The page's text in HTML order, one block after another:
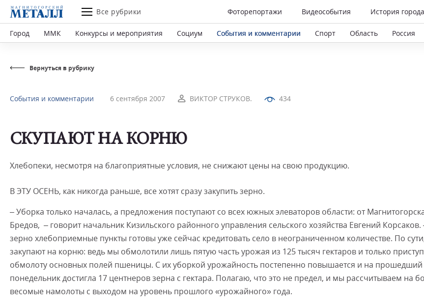
Все рубрики Фоторепортажи Видеособытия История города
Город ММК Конкурсы и мероприятия Социум События и комментарии Спорт Область Россия
Вернуться в рубрику
События и комментарии 6 сентября 2007 ВИКТОР СТРУКОВ. 434
СКУПАЮТ НА КОРНЮ
Хлебопеки, несмотря на благоприятные условия, не снижают цены на свою продукцию.
В ЭТУ ОСЕНЬ, как никогда раньше, все хотят сразу закупить зерно.
– Уборка только началась, а предложения поступают со всех южных элеваторов области: от
Бредов, – говорит начальник Кизильского районного управления сельского хозяйства Евгений
зерно хлебоприемные пункты готовы уже сейчас кредитовать село в неограниченном количестве. По
закупают на корню: ведь мы обмолотили лишь пятую часть урожая из 125 тысяч гектаров и только
обмолоту основных полей пшеницы. С их уборкой урожайность постепенно повышается и на прошедший
понедельник достигла 17 центнеров зерна с гектара. Полагаю, что это не предел, и мы рассчитываем на
весомые намолоты с выходом на уровень прошлого «урожайного» года.